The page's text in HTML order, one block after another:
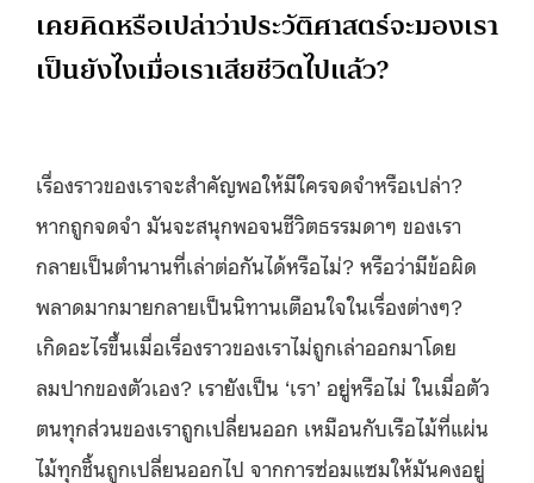
เคยคิดหรือเปล่าว่าประวัติศาสตร์จะมองเรา
เป็นยังไงเมื่อเราเสียชีวิตไปแล้ว?
เรื่องราวของเราจะสำคัญพอให้มีใครจดจำหรือเปล่า?
หากถูกจดจำ มันจะสนุกพอจนชีวิตธรรมดาๆ ของเรา
กลายเป็นตำนานที่เล่าต่อกันได้หรือไม่? หรือว่ามีข้อผิด
พลาดมากมายกลายเป็นนิทานเตือนใจในเรื่องต่างๆ?
เกิดอะไรขึ้นเมื่อเรื่องราวของเราไม่ถูกเล่าออกมาโดย
ลมปากของตัวเอง? เรายังเป็น ‘เรา’ อยู่หรือไม่ ในเมื่อตัว
ตนทุกส่วนของเราถูกเปลี่ยนออก เหมือนกับเรือไม้ที่แผ่น
ไม้ทุกชิ้นถูกเปลี่ยนออกไป จากการซ่อมแซมให้มันคงอยู่